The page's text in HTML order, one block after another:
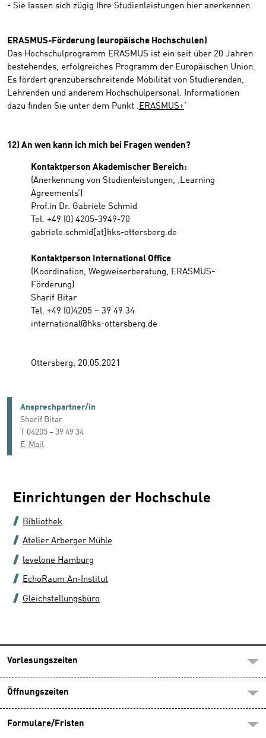
- Sie lassen sich zügig Ihre Studienleistungen hier anerkennen.
ERASMUS-Förderung (europäische Hochschulen)
Das Hochschulprogramm ERASMUS ist ein seit über 20 Jahren
bestehendes, erfolgreiches Programm der Europäischen Union.
Es fördert grenzüberschreitende Mobilität von Studierenden,
Lehrenden und anderem Hochschulpersonal. Informationen
dazu finden Sie unter dem Punkt ‚ERASMUS+’
12) An wen kann ich mich bei Fragen wenden?
Kontaktperson Akademischer Bereich:
(Anerkennung von Studienleistungen, ‚Learning
Agreements’)
Prof.in Dr. Gabriele Schmid
Tel. +49 (0) 4205-3949-70
gabriele.schmid[at]hks-ottersberg.de
Kontaktperson International Office
(Koordination, Wegweiserberatung, ERASMUS-
Förderung)
Sharif Bitar
Tel. +49 (0)4205 – 39 49 34
international@hks-ottersberg.de
Ottersberg, 20.05.2021
Ansprechpartner/in
Sharif Bitar
T 04205 – 39 49 34
E-Mail
Einrichtungen der Hochschule
Bibliothek
Atelier Arberger Mühle
levelone Hamburg
EchoRaum An-Institut
Gleichstellungsbüro
Vorlesungszeiten
Öffnungszeiten
Formulare/Fristen